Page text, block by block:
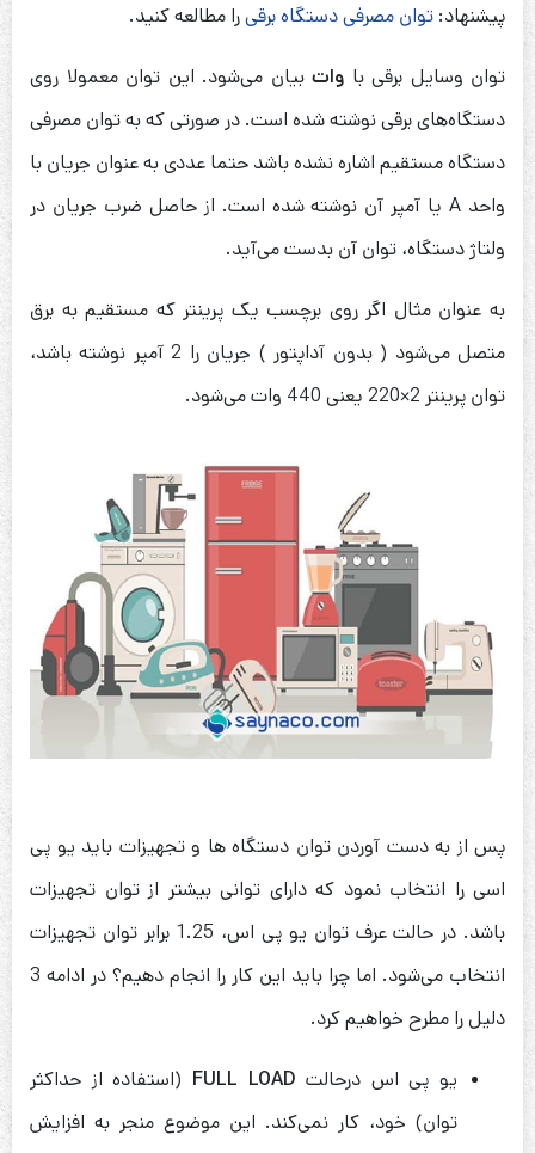
پیشنهاد: توان مصرفی دستگاه برقیرا مطالعه کنید.
توان وسایل برقی با وات بیان می‌شود. این توان معمولا روی
دستگاه‌های برقی نوشته شده است. در صورتی که به توان مصرفی
دستگاه مستقیم اشاره نشده باشد حتما عددی به عنوان جریان با
واحد A یا آمپر آن نوشته شده است. از حاصل ضرب جریان در
ولتاژ دستگاه، توان آن بدست می‌آید.
به عنوان مثال اگر روی برچسب یک پرینتر که مستقیم به برق
متصل می‌شود ( بدون آداپتور ) جریان را 2 آمپر نوشته باشد،
توان پرینتر 2×220 یعنی 440 وات می‌شود.
پس از به دست آوردن توان دستگاه ها و تجهیزات باید یو پی
اسی را انتخاب نمود که دارای توانی بیشتر از توان تجهیزات
باشد. در حالت عرف توان یو پی اس، 1.25 برابر توان تجهیزات
انتخاب می‌شود. اما چرا باید این کار را انجام دهیم؟ در ادامه 3
دلیل را مطرح خواهیم کرد.
یو پی اس درحالت FULL LOAD (استفاده از حداکثر
توان) خود، کار نمی‌کند. این موضوع منجر به افزایش